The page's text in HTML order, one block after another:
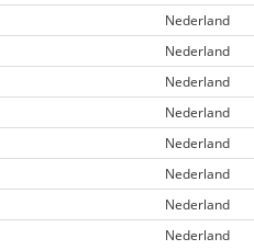
Nederland
Nederland
Nederland
Nederland
Nederland
Nederland
Nederland
Nederland